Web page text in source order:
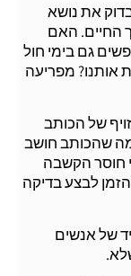
את נושא
החיים. האם
גם בימי חול
אותנו? מפריעה
של הכותב
שהכותב חושב
חוסר הקשבה
לבצע בדיקה
של אנשים